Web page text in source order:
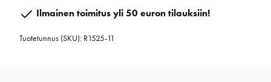
1335Ilmainen toimitus yli 50 euron tilauksiin!
Tuotetunnus (SKU): R1525-11